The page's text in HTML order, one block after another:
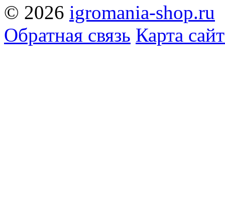
© 2026 igromania-shop.ru
Обратная связь Карта